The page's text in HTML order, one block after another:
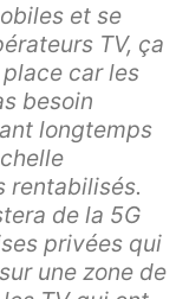
et se
TV, ça
car les
besoin
longtemps
rentabilisés.
de la 5G
privées qui
une zone de